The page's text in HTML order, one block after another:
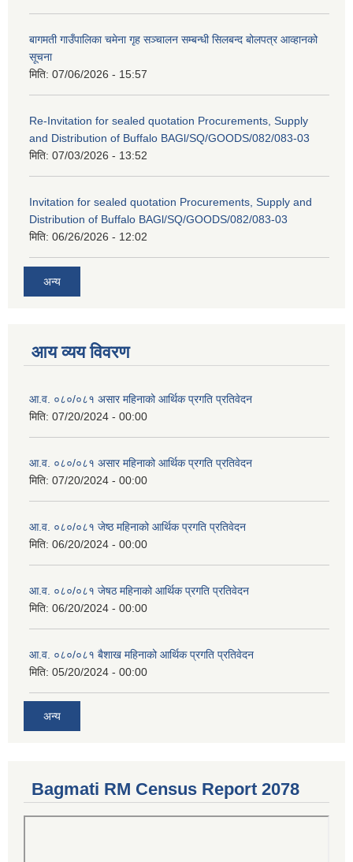
बागमती गाउँपालिका चमेना गृह सञ्चालन सम्बन्धी सिलबन्द बोलपत्र आव्हानको
सूचना
मिति: 07/06/2026 - 15:57
Re-Invitation for sealed quotation Procurements, Supply
and Distribution of Buffalo BAGl/SQ/GOODS/082/083-03
मिति: 07/03/2026 - 13:52
Invitation for sealed quotation Procurements, Supply and
Distribution of Buffalo BAGl/SQ/GOODS/082/083-03
मिति: 06/26/2026 - 12:02
अन्य
आय व्यय विवरण
आ.व. ०८०/०८१ असार महिनाको आर्थिक प्रगति प्रतिवेदन
मिति: 07/20/2024 - 00:00
आ.व. ०८०/०८१ असार महिनाको आर्थिक प्रगति प्रतिवेदन
मिति: 07/20/2024 - 00:00
आ.व. ०८०/०८१ जेष्ठ महिनाको आर्थिक प्रगति प्रतिवेदन
मिति: 06/20/2024 - 00:00
आ.व. ०८०/०८१ जेषठ महिनाको आर्थिक प्रगति प्रतिवेदन
मिति: 06/20/2024 - 00:00
आ.व. ०८०/०८१ बैशाख महिनाको आर्थिक प्रगति प्रतिवेदन
मिति: 05/20/2024 - 00:00
अन्य
Bagmati RM Census Report 2078